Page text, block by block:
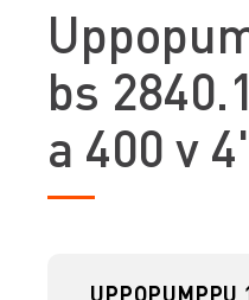
U
bs
a 400 v